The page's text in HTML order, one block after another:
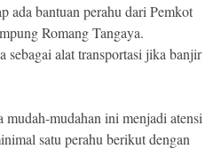
ada bantuan perahu dari Pemkot
Romang Tangaya.
sebagai alat transportasi jika banjir
mudahan ini menjadi atensi
satu perahu berikut dengan